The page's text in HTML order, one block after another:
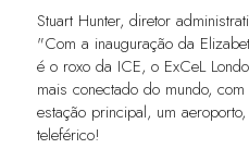
Stuart Hunter, diretor
"Com a inauguração da
é o roxo da ICE, o ExCeL
mais conectado do mundo,
estação principal, um
teleférico!